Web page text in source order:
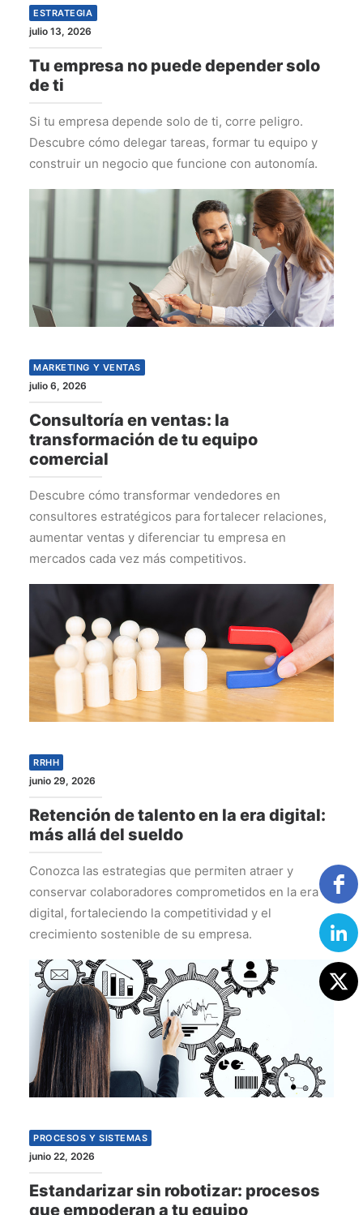
ESTRATEGIA
julio 13, 2026
Tu empresa no puede depender solo
de ti
Si tu empresa depende solo de ti, corre peligro.
Descubre cómo delegar tareas, formar tu equipo y
construir un negocio que funcione con autonomía.
MARKETING Y VENTAS
julio 6, 2026
Consultoría en ventas: la
transformación de tu equipo
comercial
Descubre cómo transformar vendedores en
consultores estratégicos para fortalecer relaciones,
aumentar ventas y diferenciar tu empresa en
mercados cada vez más competitivos.
RRHH
junio 29, 2026
Retención de talento en la era digital:
más allá del sueldo
Conozca las estrategias que permiten atraer y
conservar colaboradores comprometidos en la era
digital, fortaleciendo la competitividad y el
crecimiento sostenible de su empresa.
PROCESOS Y SISTEMAS
junio 22, 2026
Estandarizar sin robotizar: procesos
que empoderan a tu equipo